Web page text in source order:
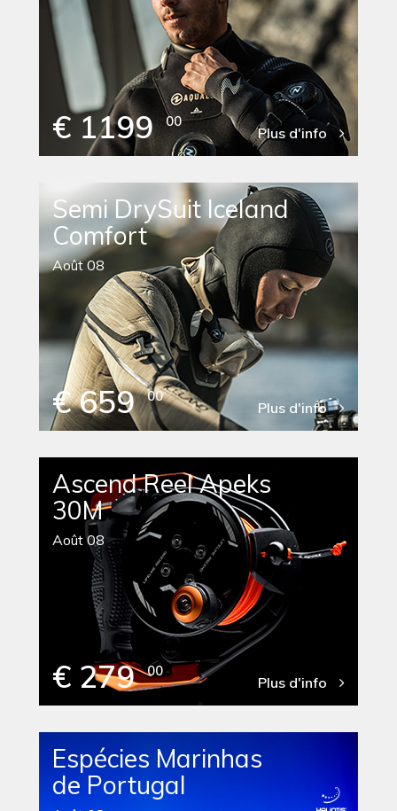
€ 1199 00
Plus d'info
Semi DrySuit Iceland
Comfort
Août 08
€ 659 00
Plus d'info
Ascend Reel Apeks
30M
Août 08
€ 279 00
Plus d'info
Espécies Marinhas
de Portugal